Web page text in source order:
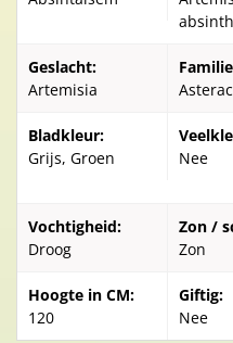
Geslacht:
Artemisia
Bladkleur:
Grijs, Groen
Nee
Vochtigheid:
Droog
Zon /
Zon
Hoogte in CM:
120
Giftig:
Nee